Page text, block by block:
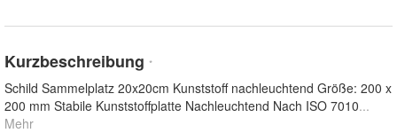
Kurzbeschreibung *
Schild Sammelplatz 20x20cm Kunststoff nachleuchtend Größe: 200 x
200 mm Stabile Kunststoffplatte Nachleuchtend Nach ISO 7010...
Mehr